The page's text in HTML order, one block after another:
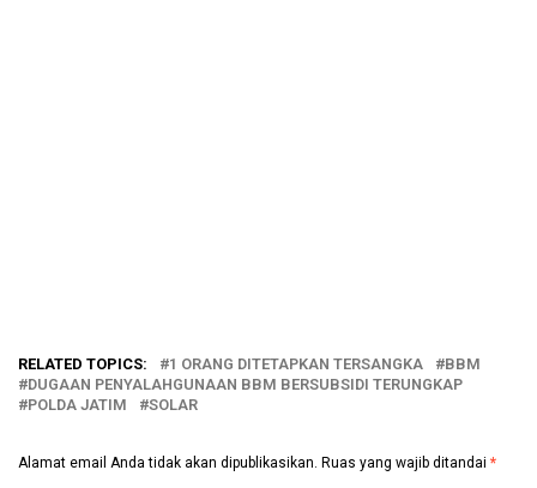
RELATED TOPICS: 1 ORANG DITETAPKAN TERSANGKA
BBM
DUGAAN PENYALAHGUNAAN BBM BERSUBSIDI TERUNGKAP
POLDA JATIM
SOLAR
Alamat email Anda tidak akan dipublikasikan. Ruas yang wajib ditandai *